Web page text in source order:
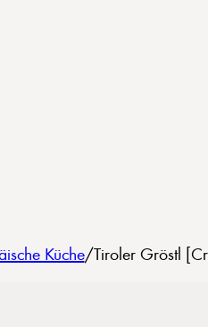
Küche/Tiroler Gröstl